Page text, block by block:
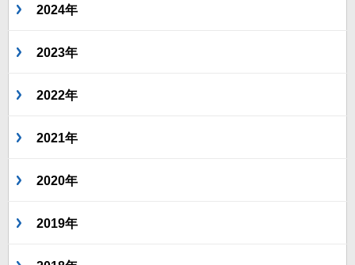
2024年
2023年
2022年
2021年
2020年
2019年